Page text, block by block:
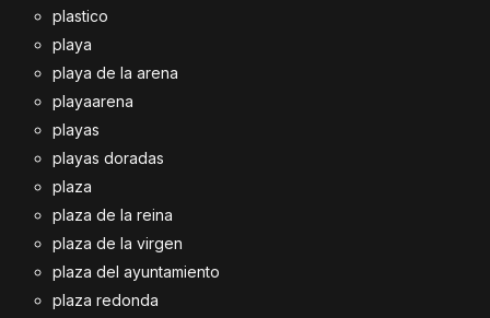
plastico
playa
playa de la arena
playaarena
playas
playas doradas
plaza
plaza de la reina
plaza de la virgen
plaza del ayuntamiento
plaza redonda